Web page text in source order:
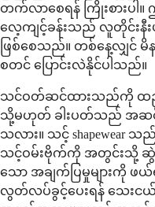
တက်လာစေရန် ကြိုးစားပါ။ ဤ
လေ့ကျင့်ခန်းသည် လူတိုင်းနီ
ဖြစ်စေသည်။ တစ်နေ့လျှင် မိ
စတင် ပြောင်းလဲနိုင်ပါသည်။
သင်ဝတ်ဆင်ထားသည်ကို ထည့်သွ
သို့မဟုတ် ခါးပတ်သည် အဆင်
သလား။ သင့်
သင့်ဝမ်းဗိုက်ကို အတွင်းသို့
သော အချက်ပြမှုများကို ဖ
လွတ်လပ်ခွင့်ပေးရန် သေးငယ်